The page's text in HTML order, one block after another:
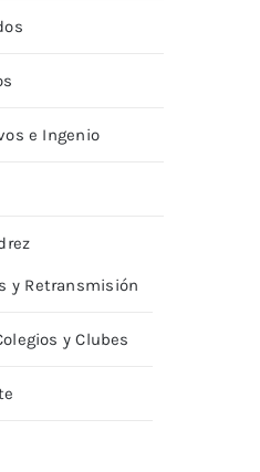
e Ingenio
y Retransmisión
y Clubes